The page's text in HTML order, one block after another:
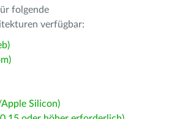
folgende
verfügbar:
Silicon)